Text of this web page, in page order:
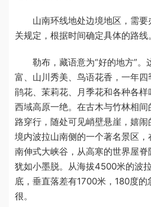
山南环线地处边境地区，需要
关规定，根据时间确定具体的路线。
勒布，藏语意为“好的地方”。
富、山川秀美、鸟语花香，一年
鹃花、茉莉花、月季花和各种各
西域高原一绝。在古木与竹林相
路穿行，随处可见峭壁悬崖，嬉
境内波拉山南侧的一个著名景区
南伸式大峡谷，从高寒的世界屋脊
犹如小墨脱。从海拔4500米的波
底，垂直落差有1700米，180度
很。